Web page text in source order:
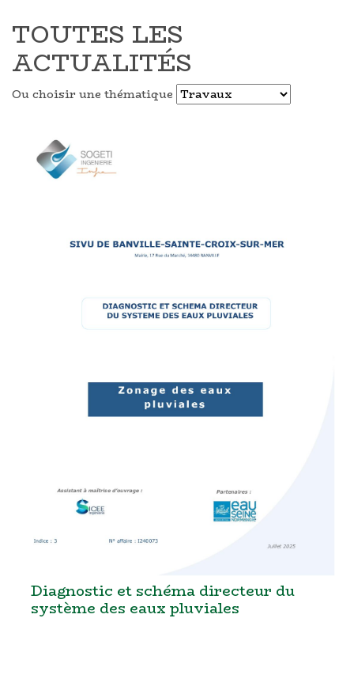
TOUTES LES
ACTUALITÉS
Ou choisir une thématique
Diagnostic et schéma directeur du
système des eaux pluviales